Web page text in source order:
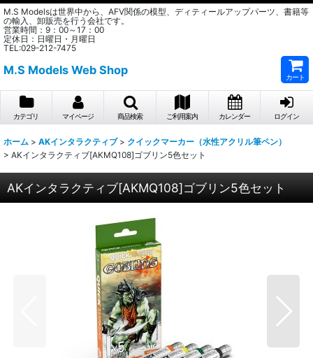
M.S Modelsは世界中から、AFV関係の模型、ディティールアップパーツ、書籍等
の輸入、卸販売を行う会社です。
営業時間：9：00～17：00
定休日：日曜日・月曜日
TEL:029-212-7475
M.S Models Web Shop
カート
カテゴリ マイページ 商品検索 ご利用案内 カレンダー ログイン
ホーム > AKインタラクティブ > クイックマーカー（水性アクリル筆ペン）
> AKインタラクティブ[AKMQ108]ゴブリン5色セット
AKインタラクティブ[AKMQ108]ゴブリン5色セット